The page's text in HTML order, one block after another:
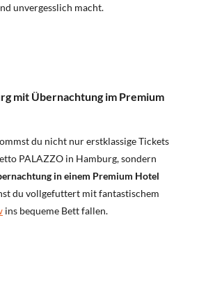
unvergesslich macht.
mit Übernachtung im Premium
du nicht nur erstklassige Tickets
PALAZZO in Hamburg, sondern
in einem Premium Hotel
du vollgefuttert mit fantastischem
ins bequeme Bett fallen.